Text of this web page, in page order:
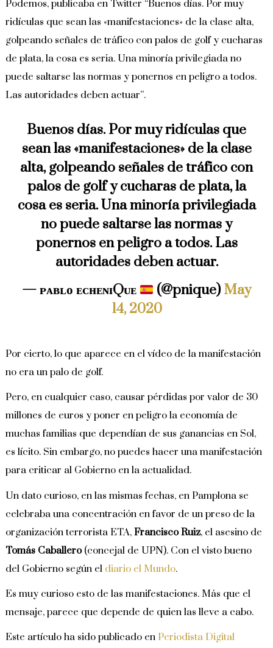
Podemos, publicaba en Twitter “Buenos días. Por muy
ridículas que sean las «manifestaciones» de la clase alta,
golpeando señales de tráfico con palos de golf y cucharas
de plata, la cosa es seria. Una minoría privilegiada no
puede saltarse las normas y ponernos en peligro a todos.
Las autoridades deben actuar”.
Buenos días. Por muy ridículas que
sean las «manifestaciones» de la clase
alta, golpeando señales de tráfico con
palos de golf y cucharas de plata, la
cosa es seria. Una minoría privilegiada
no puede saltarse las normas y
ponernos en peligro a todos. Las
autoridades deben actuar.
— ᴘᴀʙʟᴏ ᴇᴄʜᴇɴɪQᴜᴇ
(@pnique)May
14, 2020
Por cierto, lo que aparece en el vídeo de la manifestación
no era un palo de golf.
Pero, en cualquier caso, causar pérdidas por valor de 30
millones de euros y poner en peligro la economía de
muchas familias que dependían de sus ganancias en Sol,
es lícito. Sin embargo, no puedes hacer una manifestación
para criticar al Gobierno en la actualidad.
Un dato curioso, en las mismas fechas, en Pamplona se
celebraba una concentración en favor de un preso de la
organización terrorista ETA,Francisco Ruiz, el asesino de
Tomás Caballero(concejal de UPN). Con el visto bueno
del Gobierno según el diario el Mundo.
Es muy curioso esto de las manifestaciones. Más que el
mensaje, parece que depende de quien las lleve a cabo.
Este artículo ha sido publicado enPeriodista Digital